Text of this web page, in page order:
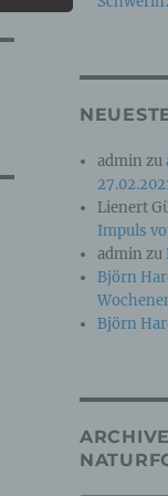
admin zu
Lienert
Impuls
admin zu
Björn
Björn